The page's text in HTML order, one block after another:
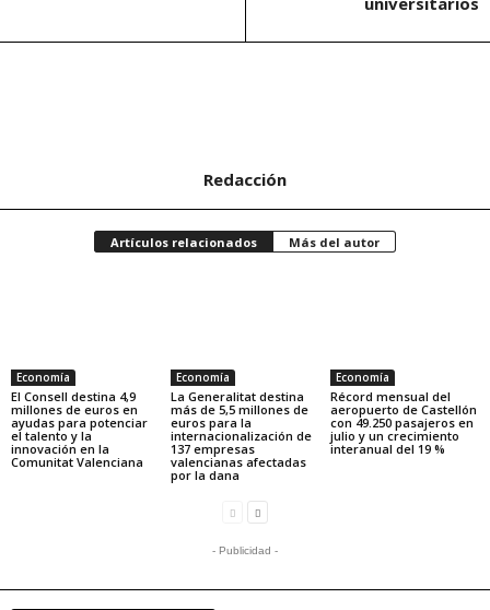
Redacción
Artículos relacionados Más del autor
Economía
El Consell destina 4,9
millones de euros en
ayudas para potenciar
el talento y la
innovación en la
Comunitat Valenciana
Economía
La Generalitat destina
más de 5,5 millones de
euros para la
internacionalización de
137 empresas
valencianas afectadas
por la dana
Economía
Récord mensual del
aeropuerto de Castellón
con 49.250 pasajeros en
julio y un crecimiento
interanual del 19 %
- Publicidad -